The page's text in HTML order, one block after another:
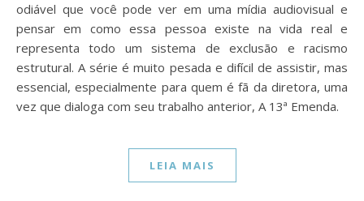
odiável que você pode ver em uma mídia audiovisual e
pensar em como essa pessoa existe na vida real e
representa todo um sistema de exclusão e racismo
estrutural. A série é muito pesada e difícil de assistir, mas
essencial, especialmente para quem é fã da diretora, uma
vez que dialoga com seu trabalho anterior, A 13ª Emenda.
LEIA MAIS